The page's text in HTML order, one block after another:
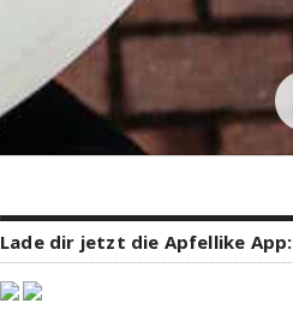
Lade dir jetzt die Apfellike App: